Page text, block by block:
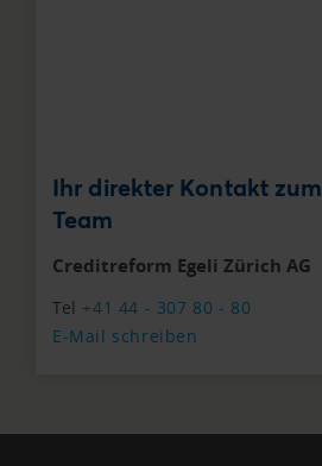
Ihr direkter Kontakt zum
Team
Creditreform Egeli Zürich AG
Tel +41 44 - 307 80 - 80
E-Mail schreiben